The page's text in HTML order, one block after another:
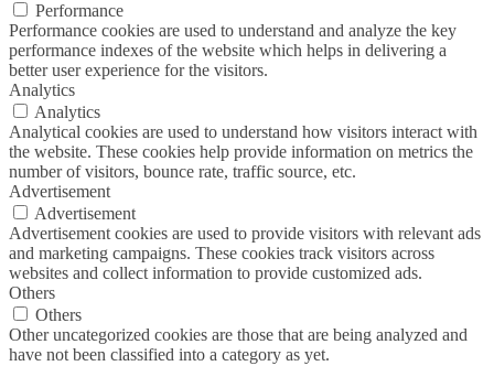
Performance
Performance cookies are used to understand and analyze the key
performance indexes of the website which helps in delivering a
better user experience for the visitors.
Analytics
Analytics
Analytical cookies are used to understand how visitors interact with
the website. These cookies help provide information on metrics the
number of visitors, bounce rate, traffic source, etc.
Advertisement
Advertisement
Advertisement cookies are used to provide visitors with relevant ads
and marketing campaigns. These cookies track visitors across
websites and collect information to provide customized ads.
Others
Others
Other uncategorized cookies are those that are being analyzed and
have not been classified into a category as yet.